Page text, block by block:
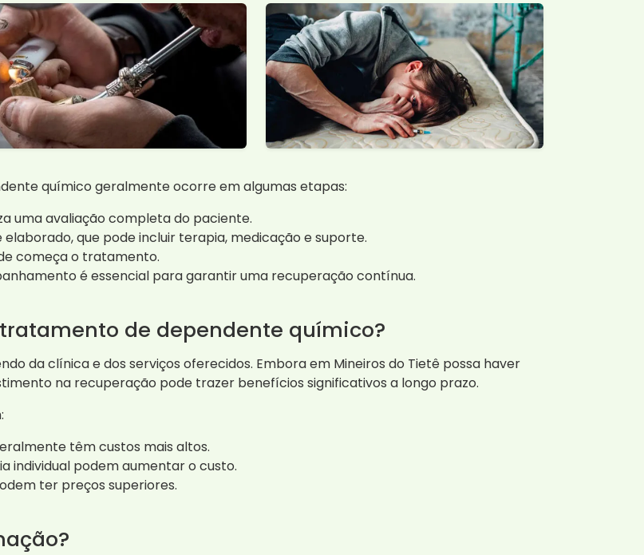
químico geralmente ocorre em algumas etapas:
uma avaliação completa do paciente.
elaborado, que pode incluir terapia, medicação e suporte.
começa o tratamento.
é essencial para garantir uma recuperação contínua.
de dependente químico?
da clínica e dos serviços oferecidos. Embora em Mineiros do Tietê possa haver
na recuperação pode trazer benefícios significativos a longo prazo.
têm custos mais altos.
individual podem aumentar o custo.
ter preços superiores.